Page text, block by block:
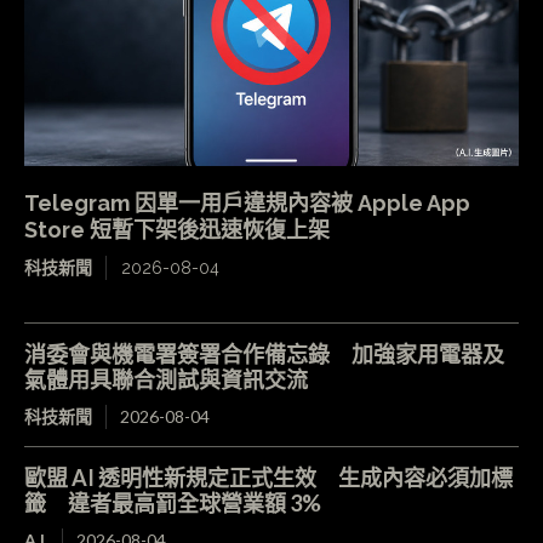
Telegram 因單一用戶違規內容被 Apple App
Store 短暫下架後迅速恢復上架
科技新聞 2026-08-04
消委會與機電署簽署合作備忘錄 加強家用電器及
氣體用具聯合測試與資訊交流
科技新聞 2026-08-04
歐盟 AI 透明性新規定正式生效 生成內容必須加標
籤 違者最高罰全球營業額 3%